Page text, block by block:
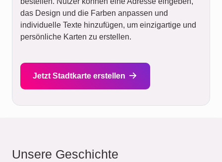
das Design und die Farben anpassen und
individuelle Texte hinzufügen, um einzigartige und
persönliche Karten zu erstellen.
Jetzt Stadtkarte erstellen
Unsere Geschichte